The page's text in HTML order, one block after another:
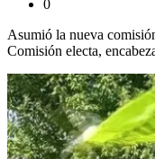
0
Asumió la nueva
Comisión electa,